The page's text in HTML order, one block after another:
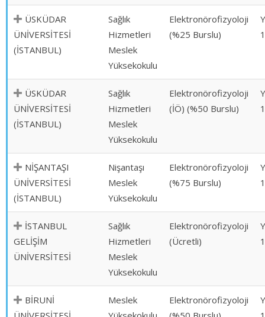
ÜSKÜDAR
ÜNİVERSİTESİ
(İSTANBUL)
Sağlık
Hizmetleri
Meslek
Yüksekokulu
Elektronörofizyoloji
(%25 Burslu)
1
ÜSKÜDAR
ÜNİVERSİTESİ
(İSTANBUL)
Sağlık
Hizmetleri
Meslek
Yüksekokulu
Elektronörofizyoloji
(İÖ) (%50 Burslu)
1
NİŞANTAŞI
ÜNİVERSİTESİ
(İSTANBUL)
Nişantaşı
Meslek
Yüksekokulu
Elektronörofizyoloji
(%75 Burslu)
1
İSTANBUL
GELİŞİM
ÜNİVERSİTESİ
Sağlık
Hizmetleri
Meslek
Yüksekokulu
Elektronörofizyoloji
(Ücretli)
1
BİRUNİ
Meslek
Elektronörofizyoloji